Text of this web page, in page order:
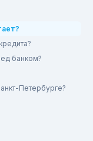
банком?
Петербурге?